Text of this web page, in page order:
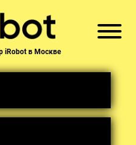
iRobot в Москве